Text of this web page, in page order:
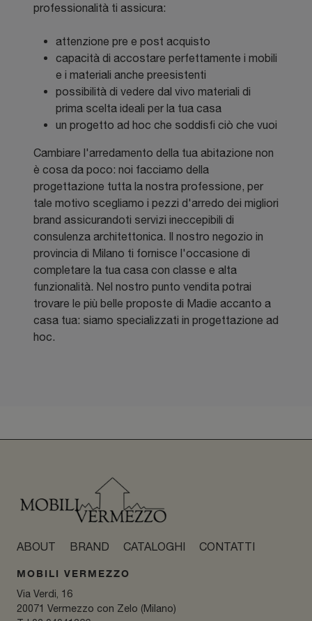
professionalità ti assicura:
attenzione pre e post acquisto
capacità di accostare perfettamente i mobili
e i materiali anche preesistenti
possibilità di vedere dal vivo materiali di
prima scelta ideali per la tua casa
un progetto ad hoc che soddisfi ciò che vuoi
Cambiare l'arredamento della tua abitazione non
è cosa da poco: noi facciamo della
progettazione tutta la nostra professione, per
tale motivo scegliamo i pezzi d'arredo dei migliori
brand assicurandoti servizi ineccepibili di
consulenza architettonica. Il nostro negozio in
provincia di Milano ti fornisce l'occasione di
completare la tua casa con classe e alta
funzionalità. Nel nostro punto vendita potrai
trovare le più belle proposte di Madie accanto a
casa tua: siamo specializzati in progettazione ad
hoc.
ABOUT BRAND CATALOGHI CONTATTI
MOBILI VERMEZZO
Via Verdi, 16
20071 Vermezzo con Zelo (Milano)